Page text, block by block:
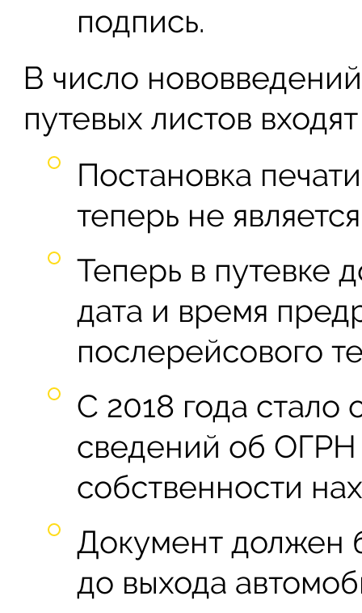
подпись.
В число
путевых листов
Постановка
теперь не
Теперь в путевке
дата и время
послерейсового
С 2018 года стало
сведений об ОГРН
собственности
Документ должен
до выхода